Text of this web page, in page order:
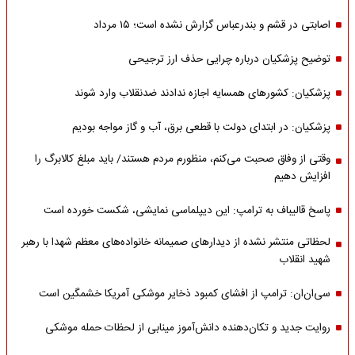
اصابتی در قشم و بندرعباس گزارش نشده است؛ ۱۵ مرداد
توضیح پزشکیان درباره چرایی حذف ارز ترجیحی
پزشکیان: کشورهای همسایه اجازه ندادند ضدنقلاب وارد شوند
پزشکیان: در ابتدای دولت با قطعی برق، آب و گاز مواجه بودیم
وقتی از وفاق صحبت می‌کنم، منظورم مردم هستند/ باید مبلغ کالابرگ را
افزایش دهیم
پاسخ قالیباف به ترامپ: این دیپلماسی نمایشی، شکست خورده است
لحظاتی منتشر نشده از دیدارهای صمیمانه خانواده‌های معظم شهدا با رهبر
شهید انقلاب
سی‌ان‌ان: ترامپ از افشای کمبود ذخایر موشکی آمریکا خشمگین است
روایت جدید و تکان‌دهنده دانش‌آموز مینابی از لحظات حمله موشکی